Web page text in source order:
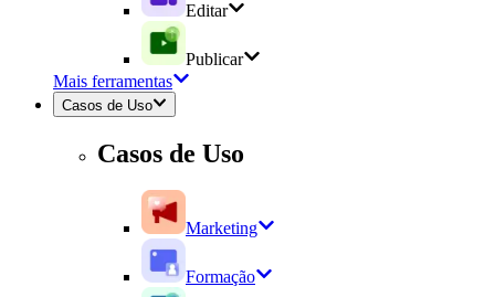
Editar
Publicar
Mais ferramentas
Casos de Uso
Casos de Uso
Marketing
Formação